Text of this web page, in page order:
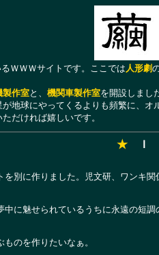
ＷＷＷサイトです。ここでは人形劇
製作室と、 機関車製作室を開設しまし
地球にやってくるよりも頻繁に、
だければ嬉しいです。
★ Ｉ
を別に作りました。児文研、ワンキ
中に魅せられているうちに永遠の短調
のを作りたいなぁ。